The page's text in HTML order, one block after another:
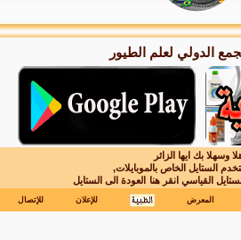
الدولي لعلم الطيور
وسهلا بك ايها الزائر
الستايل الخاص بالموبايلات,
القياسي انقر هنا العودة الى الستايل
المعرض للإعلان للإتصال